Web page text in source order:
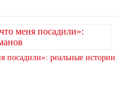
посадили»: реальные истории